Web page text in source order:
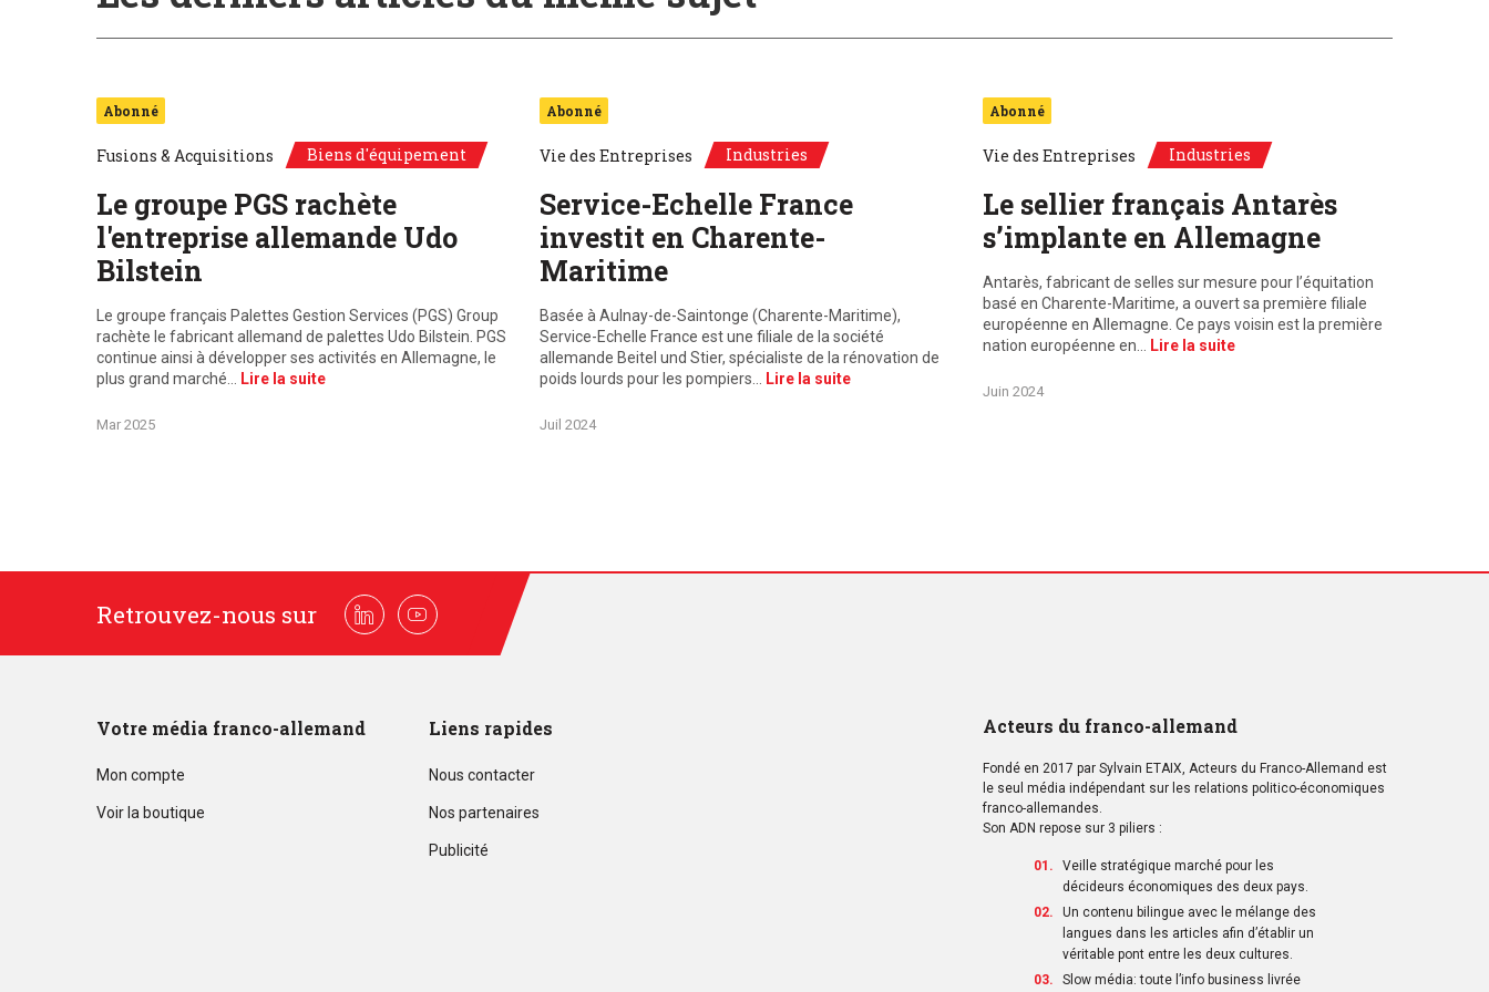
Abonné
Fusions & Acquisitions Biens d'équipement
Le groupe PGS rachète
l'entreprise allemande Udo
Bilstein
Le groupe français Palettes Gestion Services (PGS) Group
rachète le fabricant allemand de palettes Udo Bilstein. PGS
continue ainsi à développer ses activités en Allemagne, le
plus grand marché…
Lire la suite
Mar 2025
Abonné
Vie des Entreprises Industries
Service-Echelle France
investit en Charente-
Maritime
Basée à Aulnay-de-Saintonge (Charente-Maritime),
Service-Echelle France est une filiale de la société
allemande Beitel und Stier, spécialiste de la rénovation de
poids lourds pour les pompiers…
Lire la suite
Juil 2024
Abonné
Vie des Entreprises Industries
Le sellier français Antarès
s’implante en Allemagne
Antarès, fabricant de selles sur mesure pour l’équitation
basé en Charente-Maritime, a ouvert sa première filiale
européenne en Allemagne. Ce pays voisin est la première
nation européenne en…
Lire la suite
Juin 2024
Retrouvez-nous sur LinkedinYoutube
Votre média franco-allemand
Mon compte
Voir la boutique
Liens rapides
Nous contacter
Nos partenaires
Publicité
Acteurs du franco-allemand
Fondé en 2017 par Sylvain ETAIX, Acteurs du Franco-Allemand est
le seul média indépendant sur les relations politico-économiques
franco-allemandes.
Son ADN repose sur 3 piliers :
Veille stratégique marché pour les
décideurs économiques des deux pays.
Un contenu bilingue avec le mélange des
langues dans les articles afin d’établir un
véritable pont entre les deux cultures.
Slow média: toute l’info business livrée